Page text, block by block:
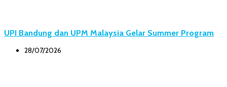
UPI Bandung dan UPM Malaysia Gelar Summer Program
28/07/2026